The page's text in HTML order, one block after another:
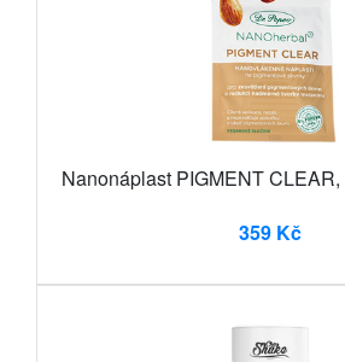
Nanonáplast PIGMENT
359 Kč